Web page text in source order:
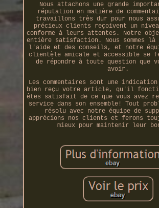
Nous attachons une grande
réputation en matière de
travaillons très dur pour nous
précieux clients reçoivent un
conforme à leurs attentes. Notre
entière satisfaction. Nous sommes
l'aide et des conseils, et notre
clientèle amicale et accessible se
de répondre à toute question que
avoir.
Les commentaires sont une indication
bien reçu votre article, qu'il
êtes satisfait de ce que vous avez
service dans son ensemble! Tout
résolu avec notre équipe de
apprécions nos clients et ferons
mieux pour maintenir leur